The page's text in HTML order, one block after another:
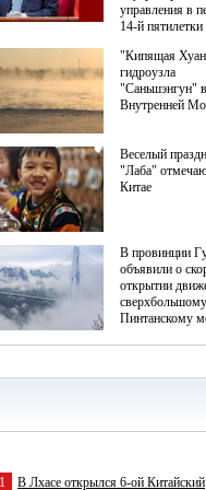
1 В Лхасе открылся 6-ой Китайский